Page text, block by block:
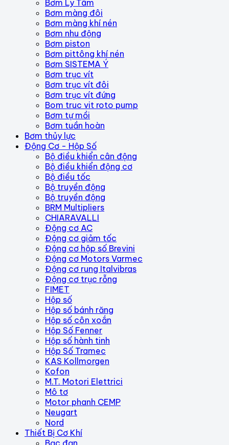
Bơm Ly Tâm
Bơm màng đôi
Bơm màng khí nén
Bơm nhu động
Bơm piston
Bơm pittông khí nén
Bơm SISTEMA Ý
Bơm trục vít
Bơm trục vít đôi
Bơm trục vít đứng
Bom truc vit roto pump
Bơm tự mồi
Bơm tuần hoàn
Bơm thủy lực
Động Cơ - Hộp Số
Bộ điều khiển cân động
Bộ điều khiển động cơ
Bộ điều tốc
Bộ truyền động
Bộ truyền động
BRM Multipliers
CHIARAVALLI
Động cơ AC
Động cơ giảm tốc
Động cơ hộp số Brevini
Động cơ Motors Varmec
Động cơ rung Italvibras
Động cơ trục rỗng
FIMET
Hộp số
Hộp số bánh răng
Hộp số côn xoắn
Hộp Số Fenner
Hộp số hành tinh
Hộp Số Tramec
KAS Kollmorgen
Kofon
M.T. Motori Elettrici
Mô tơ
Motor phanh CEMP
Neugart
Nord
Thiết Bị Cơ Khí
Bạc đạn